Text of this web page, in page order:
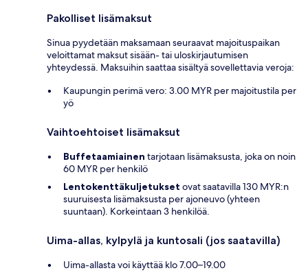
Pakolliset lisämaksut
Sinua pyydetään maksamaan seuraavat majoituspaikan
veloittamat maksut sisään- tai uloskirjautumisen
yhteydessä. Maksuihin saattaa sisältyä sovellettavia veroja:
Kaupungin perimä vero: 3.00 MYR per majoitustila per
yö
Vaihtoehtoiset lisämaksut
Buffetaamiainen tarjotaan lisämaksusta, joka on noin
60 MYR per henkilö
Lentokenttäkuljetukset ovat saatavilla 130 MYR:n
suuruisesta lisämaksusta per ajoneuvo (yhteen
suuntaan). Korkeintaan 3 henkilöä.
Uima-allas, kylpylä ja kuntosali (jos saatavilla)
Uima-allasta voi käyttää klo 7.00–19.00